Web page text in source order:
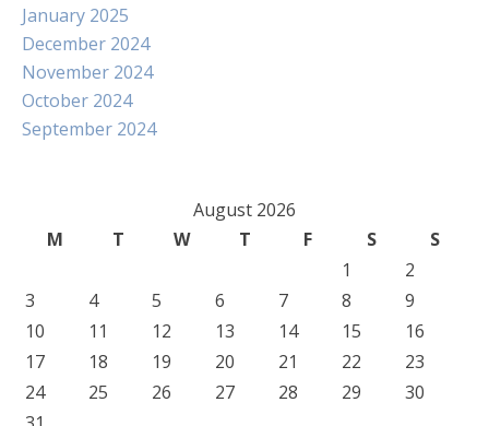
January 2025
December 2024
November 2024
October 2024
September 2024
August 2026
M
T W T F S
S
1
2
3
4 5 6 7 8
9
10
11 12 13 14 15
16
17
18 19 20 21 22
23
24
25 26 27 28 29
30